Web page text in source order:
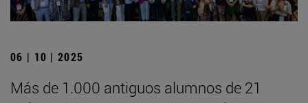
06 | 10 | 2025
Más de 1.000 antiguos alumnos de 21